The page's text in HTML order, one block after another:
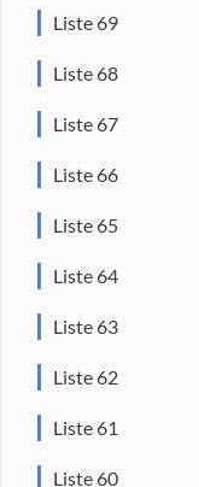
Liste 69
Liste 68
Liste 67
Liste 66
Liste 65
Liste 64
Liste 63
Liste 62
Liste 61
Liste 60